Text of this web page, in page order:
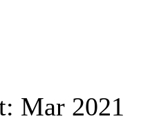
Mar 2021